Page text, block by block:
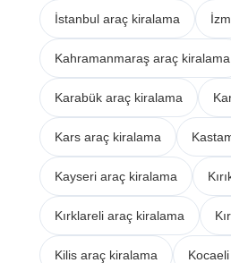
İstanbul araç kiralama
Kahramanmaraş araç kiralama
Karabük araç kiralama
Kars araç kiralama
Kayseri araç kiralama
Kırklareli araç kiralama
Kilis araç kiralama